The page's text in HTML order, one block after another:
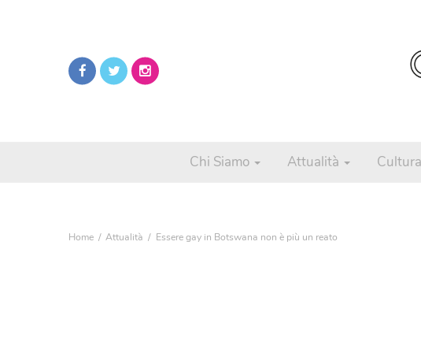
Chi Siamo Attualità Cultura
Home Attualità Essere gay in Botswana non è più un reato